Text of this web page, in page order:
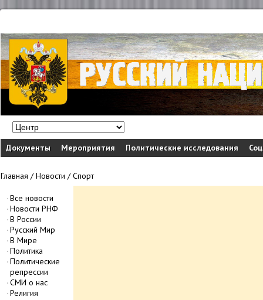
Документы Мероприятия Политические исследования
Главная /Новости /Спорт
Все новости
Новости РНФ
В России
Русский Мир
В Мире
Политика
Политические
репрессии
СМИ о нас
Религия